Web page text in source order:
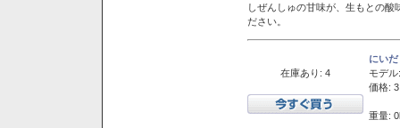
しぜんしゅの甘味が、生もとの
ださい。
在庫あり: 4
にい
モデル:
価格:
重量: